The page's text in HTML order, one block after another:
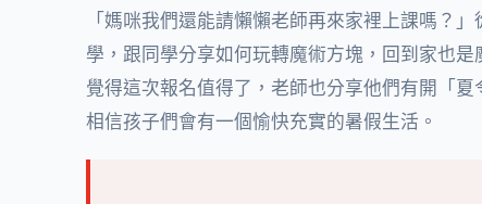
「媽咪我們還能請懶懶老師再來家裡上課嗎？
學，跟同學分享如何玩轉魔術方塊，回到家也
覺得這次報名值得了，老師也分享他們有開「
相信孩子們會有一個愉快充實的暑假生活。